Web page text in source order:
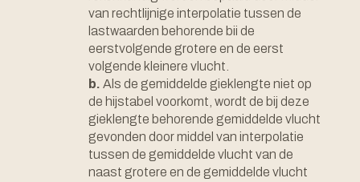
van rechtlijnige interpolatie tussen de
lastwaarden behorende bii de
eerstvolgende grotere en de eerst
volgende kleinere vlucht.
b. Als de gemiddelde gieklengte niet op
de hijstabel voorkomt, wordt de bij deze
gieklengte behorende gemiddelde vlucht
gevonden door middel van interpolatie
tussen de gemiddelde vlucht van de
naast grotere en de gemiddelde vlucht